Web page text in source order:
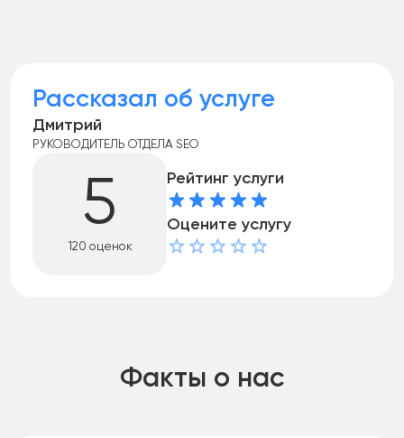
Рассказал об услуге
Дмитрий
РУКОВОДИТЕЛЬ ОТДЕЛА SEO
5
120 оценок
Рейтинг услуги
Оцените услугу
Факты о нас